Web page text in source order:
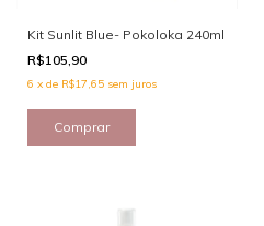
Kit Sunlit Blue- Pokoloka 240ml
R$105,90
6 x de R$17,65 sem juros